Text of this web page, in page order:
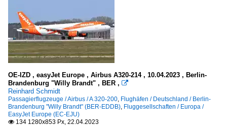
OE-IZD , easyJet Europe , Airbus A320-214 , 10.04.2023 , Berlin-
Brandenburg "Willy Brandt" , BER , 
Reinhard Schmidt
Passagierflugzeuge / Airbus / A 320-200, Flughäfen / Deutschland / Berlin-
Brandenburg "Willy Brandt" (BER-EDDB), Fluggesellschaften / Europa /
EasyJet Europe (EC-EJU)
 134 1280x853 Px, 22.04.2023